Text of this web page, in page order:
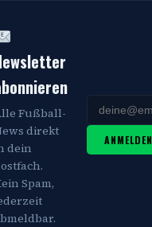
Fußball-
direkt
dein
Spam,
ANMELDEN